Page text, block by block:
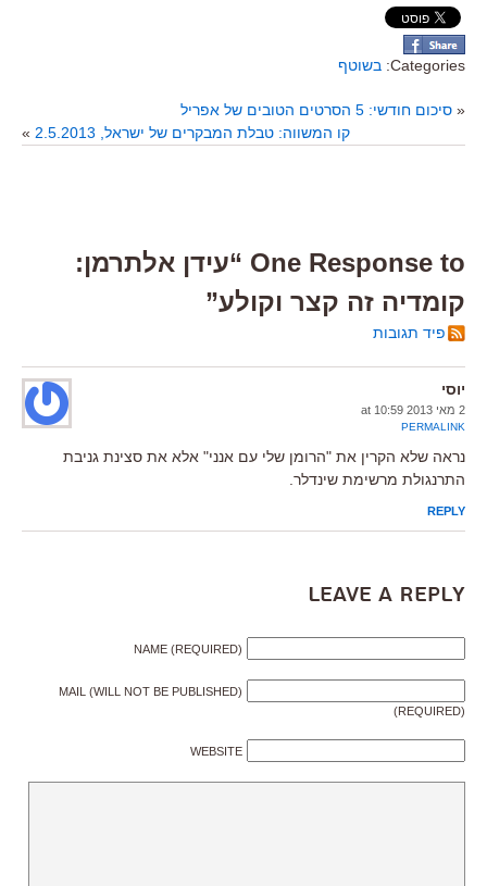
Categories: בשוטף
« סיכום חודשי: 5 הסרטים הטובים של אפריל
קו המשווה: טבלת המבקרים של ישראל, 2.5.2013
»
One Response to “עידן אלתרמן:
קומדיה זה קצר וקולע”
פיד תגובות
יוסי
2 מאי 2013 at 10:59
PERMALINK
נראה שלא הקרין את "הרומן שלי עם אנני" אלא את סצינת גניבת
התרנגולת מרשימת שינדלר.
REPLY
Leave a Reply
NAME (REQUIRED)
MAIL (WILL NOT BE PUBLISHED)
(REQUIRED)
WEBSITE